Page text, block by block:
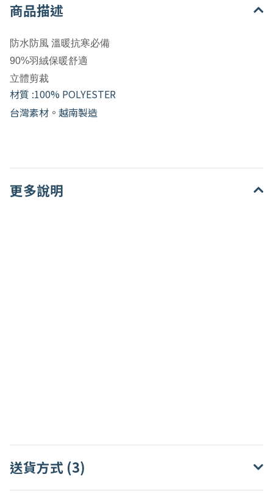
商品描述
防水防風 溫暖抗寒必備
90%羽絨保暖舒適
立體剪裁
材質 :100% POLYESTER
台灣素材。越南製造
更多說明
送貨方式 (3)